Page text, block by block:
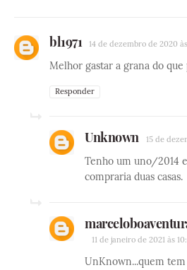
bl1971 14 de dezembro de 2020
Melhor gastar a grana do que
Responder
Unknown 15 de
Tenho um uno/2014
compraria duas casas.
11 de janeiro de 2021 às
UnKnown...quem